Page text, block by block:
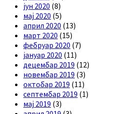
јун 2020 (8)
мај 2020 (5)
април 2020 (13)
март 2020 (15)
фебруар 2020 (7)
јануар 2020 (11)
децембар 2019 (12)
новембар 2019 (3)
октобар 2019 (11)
септембар 2019 (1)
мај 2019 (3)